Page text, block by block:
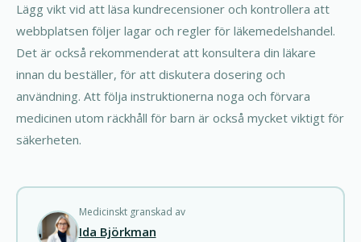
Lägg vikt vid att läsa kundrecensioner och kontrollera att
webbplatsen följer lagar och regler för läkemedelshandel.
Det är också rekommenderat att konsultera din läkare
innan du beställer, för att diskutera dosering och
användning. Att följa instruktionerna noga och förvara
medicinen utom räckhåll för barn är också mycket viktigt för
säkerheten.
Medicinskt granskad av
Ida Björkman